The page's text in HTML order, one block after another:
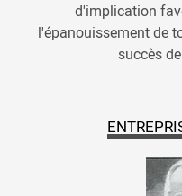
d'implication
l'épanouissement de
succès